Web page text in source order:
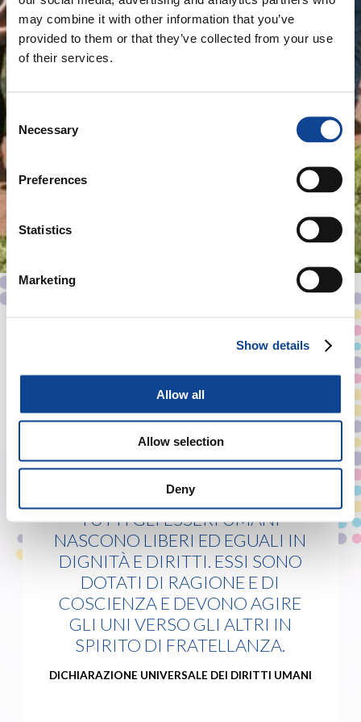
may combine it with other information that you’ve
provided to them or that they’ve collected from your use
of their services.
Selection
Necessary
Preferences
Statistics
Marketing
Show details
Allow all
Allow selection
Deny
TUTTI GLI ESSERI UMANI
NASCONO LIBERI ED EGUALI IN
DIGNITÀ E DIRITTI. ESSI SONO
DOTATI DI RAGIONE E DI
COSCIENZA E DEVONO AGIRE
GLI UNI VERSO GLI ALTRI IN
SPIRITO DI FRATELLANZA.
DICHIARAZIONE UNIVERSALE DEI DIRITTI UMANI